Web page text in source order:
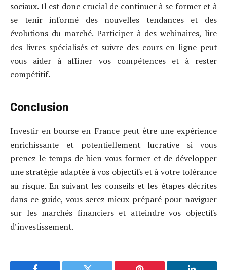
sociaux. Il est donc crucial de continuer à se former et à
se tenir informé des nouvelles tendances et des
évolutions du marché. Participer à des webinaires, lire
des livres spécialisés et suivre des cours en ligne peut
vous aider à affiner vos compétences et à rester
compétitif.
Conclusion
Investir en bourse en France peut être une expérience
enrichissante et potentiellement lucrative si vous
prenez le temps de bien vous former et de développer
une stratégie adaptée à vos objectifs et à votre tolérance
au risque. En suivant les conseils et les étapes décrites
dans ce guide, vous serez mieux préparé pour naviguer
sur les marchés financiers et atteindre vos objectifs
d’investissement.